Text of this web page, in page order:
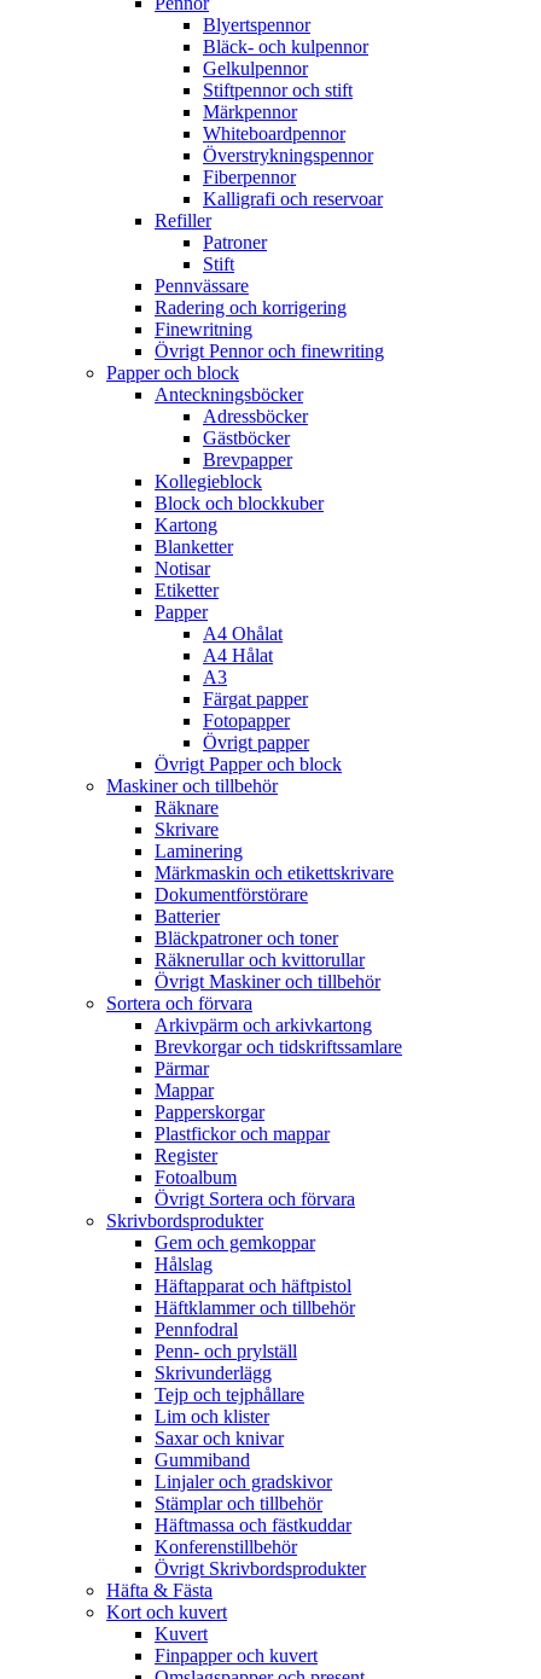
Blyertspennor
Bläck- och kulpennor
Gelkulpennor
Stiftpennor och stift
Märkpennor
Whiteboardpennor
Överstrykningspennor
Fiberpennor
Kalligrafi och reservoar
Refiller
Patroner
Stift
Pennvässare
Radering och korrigering
Finewritning
Övrigt Pennor och finewriting
Papper och block
Anteckningsböcker
Adressböcker
Gästböcker
Brevpapper
Kollegieblock
Block och blockkuber
Kartong
Blanketter
Notisar
Etiketter
Papper
A4 Ohålat
A4 Hålat
A3
Färgat papper
Fotopapper
Övrigt papper
Övrigt Papper och block
Maskiner och tillbehör
Räknare
Skrivare
Laminering
Märkmaskin och etikettskrivare
Dokumentförstörare
Batterier
Bläckpatroner och toner
Räknerullar och kvittorullar
Övrigt Maskiner och tillbehör
Sortera och förvara
Arkivpärm och arkivkartong
Brevkorgar och tidskriftssamlare
Pärmar
Mappar
Papperskorgar
Plastfickor och mappar
Register
Fotoalbum
Övrigt Sortera och förvara
Skrivbordsprodukter
Gem och gemkoppar
Hålslag
Häftapparat och häftpistol
Häftklammer och tillbehör
Pennfodral
Penn- och prylställ
Skrivunderlägg
Tejp och tejphållare
Lim och klister
Saxar och knivar
Gummiband
Linjaler och gradskivor
Stämplar och tillbehör
Häftmassa och fästkuddar
Konferenstillbehör
Övrigt Skrivbordsprodukter
Häfta & Fästa
Kort och kuvert
Kuvert
Finpapper och kuvert